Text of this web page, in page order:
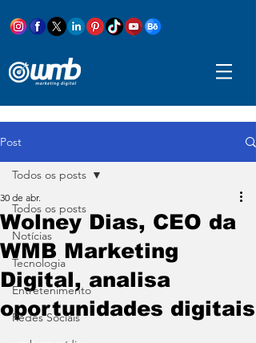
Post
Todos os posts
Notícias
Tecnologia
Entretenimento
Redes Sociais
Todos os posts
Wolney Dias, CEO da
WMB Marketing
Digital, analisa
oportunidades digitais
30 de abr.